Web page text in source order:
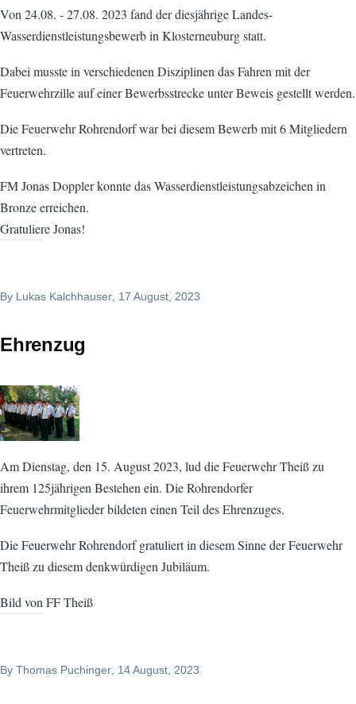
Von 24.08. - 27.08. 2023 fand der diesjährige Landes-
Wasserdienstleistungsbewerb in Klosterneuburg statt.
Dabei musste in verschiedenen Disziplinen das Fahren mit der
Feuerwehrzille auf einer Bewerbsstrecke unter Beweis gestellt werden.
Die Feuerwehr Rohrendorf war bei diesem Bewerb mit 6 Mitgliedern
vertreten.
FM Jonas Doppler konnte das Wasserdienstleistungsabzeichen in
Bronze erreichen.
Gratuliere Jonas!
By Lukas Kalchhauser , 17 August, 2023
Ehrenzug
Am Dienstag, den 15. August 2023, lud die Feuerwehr Theiß zu
ihrem 125jährigen Bestehen ein. Die Rohrendorfer
Feuerwehrmitglieder bildeten einen Teil des Ehrenzuges.
Die Feuerwehr Rohrendorf gratuliert in diesem Sinne der Feuerwehr
Theiß zu diesem denkwürdigen Jubiläum.
Bild von FF Theiß
By Thomas Puchinger , 14 August, 2023